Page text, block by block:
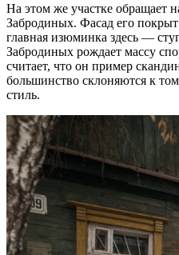
На этом же участке обращает
Забродиных. Фасад его
главная изюминка здесь —
Забродиных рождает массу
считает, что он пример
большинство склоняются к
стиль.